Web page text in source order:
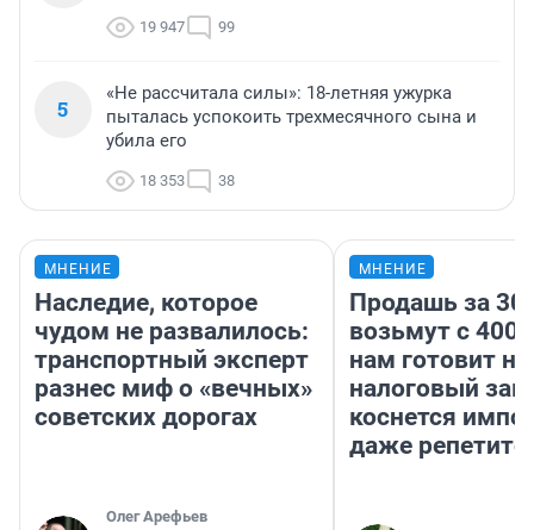
19 947 99
5
«Не рассчитала силы»: 18-летняя ужурка
пыталась успокоить трехмесячного сына и
убила его
18 353 38
МНЕНИЕ
Наследие, которое
чудом не развалилось:
транспортный эксперт
разнес миф о «вечных»
советских дорогах
Олег Арефьев
МНЕНИЕ
Продашь за
возьмут с
нам готовит
налоговый
коснется
даже